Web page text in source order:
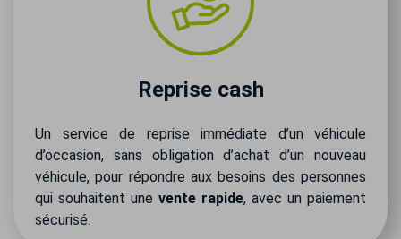
Reprise cash
Un service de reprise immédiate d’un véhicule
d’occasion, sans obligation d’achat d’un nouveau
véhicule, pour répondre aux besoins des personnes
qui souhaitent une vente rapide, avec un paiement
sécurisé.